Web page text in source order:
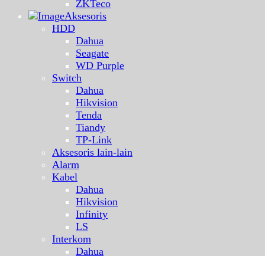
ZKTeco
Aksesoris
HDD
Dahua
Seagate
WD Purple
Switch
Dahua
Hikvision
Tenda
Tiandy
TP-Link
Aksesoris lain-lain
Alarm
Kabel
Dahua
Hikvision
Infinity
LS
Interkom
Dahua